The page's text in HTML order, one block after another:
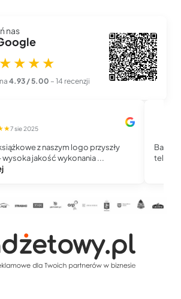
nas
4.93 / 5.00 – 14 recenzji
7 sie 2025
z naszym logo przyszły
wysoka jakość wykonania ...